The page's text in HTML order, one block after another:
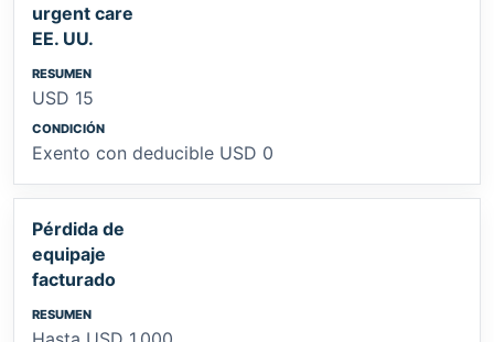
urgent care
EE. UU.
USD 15
Exento con deducible USD 0
Pérdida de
equipaje
facturado